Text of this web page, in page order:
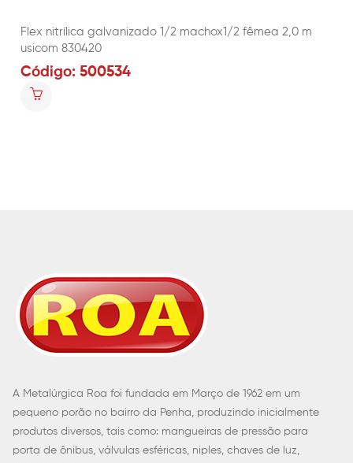
Flex nitrílica galvanizado 1/2 machox1/2 fêmea 2,0 m
usicom 830420
Código: 500534
A Metalúrgica Roa foi fundada em Março de 1962 em um
pequeno porão no bairro da Penha, produzindo inicialmente
produtos diversos, tais como: mangueiras de pressão para
porta de ônibus, válvulas esféricas, niples, chaves de luz,